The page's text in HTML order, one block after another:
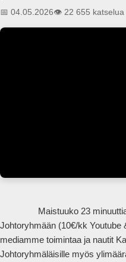
📅 04.05.2026👁️ 22 655 katselua
Johtoryhmään (10€/kk Youtube
mediamme toimintaa ja nautit
Johtoryhmäläisille myös